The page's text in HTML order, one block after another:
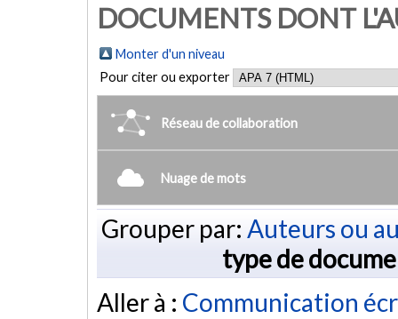
DOCUMENTS DONT
Monter d'un niveau
Pour citer ou exporter
Réseau de collaboration
Nuage de mots
Grouper par: Auteurs ou
type de
Aller à : Communication